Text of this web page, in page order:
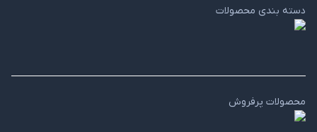
دسته بندی محصولات
محصولات پرفروش